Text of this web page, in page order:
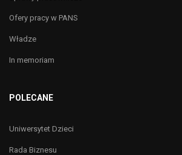
Ofery pracy w PANS
Władze
In memoriam
POLECANE
Uniwersytet Dzieci
Rada Biznesu